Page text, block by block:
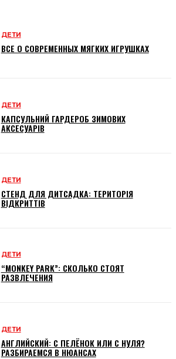
ДЕТИ
ВСЕ О СОВРЕМЕННЫХ МЯГКИХ ИГРУШКАХ
ДЕТИ
КАПСУЛЬНИЙ ГАРДЕРОБ ЗИМОВИХ
АКСЕСУАРІВ
ДЕТИ
СТЕНД ДЛЯ ДИТСАДКА: ТЕРИТОРІЯ
ВІДКРИТТІВ
ДЕТИ
“MONKEY PARK”: СКОЛЬКО СТОЯТ
РАЗВЛЕЧЕНИЯ
ДЕТИ
АНГЛИЙСКИЙ: С ПЕЛЁНОК ИЛИ С НУЛЯ?
РАЗБИРАЕМСЯ В НЮАНСАХ